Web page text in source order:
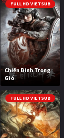
FULL HD VIETSUB
Chiến Binh Trong
Gió
FULL HD VIETSUB